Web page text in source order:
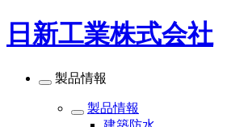
日新工業株式会社
製品情報
製品情報